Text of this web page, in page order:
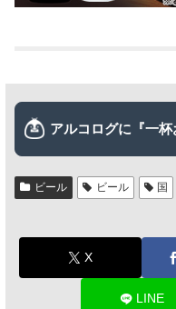
ビール ビール 国
X
LINE